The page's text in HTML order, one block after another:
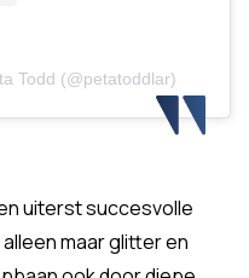
Todd (@petatoddlar)
uiterst succesvolle
maar glitter en